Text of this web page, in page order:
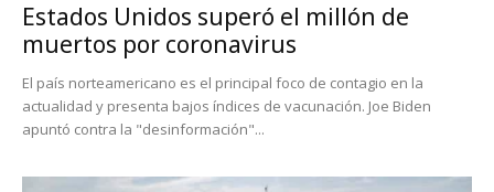
Estados Unidos superó el millón de
muertos por coronavirus
El país norteamericano es el principal foco de contagio en la
actualidad y presenta bajos índices de vacunación. Joe Biden
apuntó contra la "desinformación"...